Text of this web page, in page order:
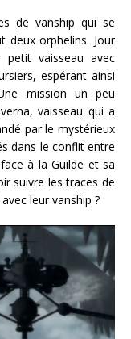
de vanship qui se
deux orphelins. Jour
petit vaisseau avec
espérant ainsi
mission un peu
vaisseau qui a
par le mystérieux
dans le conflit entre
à la Guilde et sa
suivre les traces de
leur vanship ?